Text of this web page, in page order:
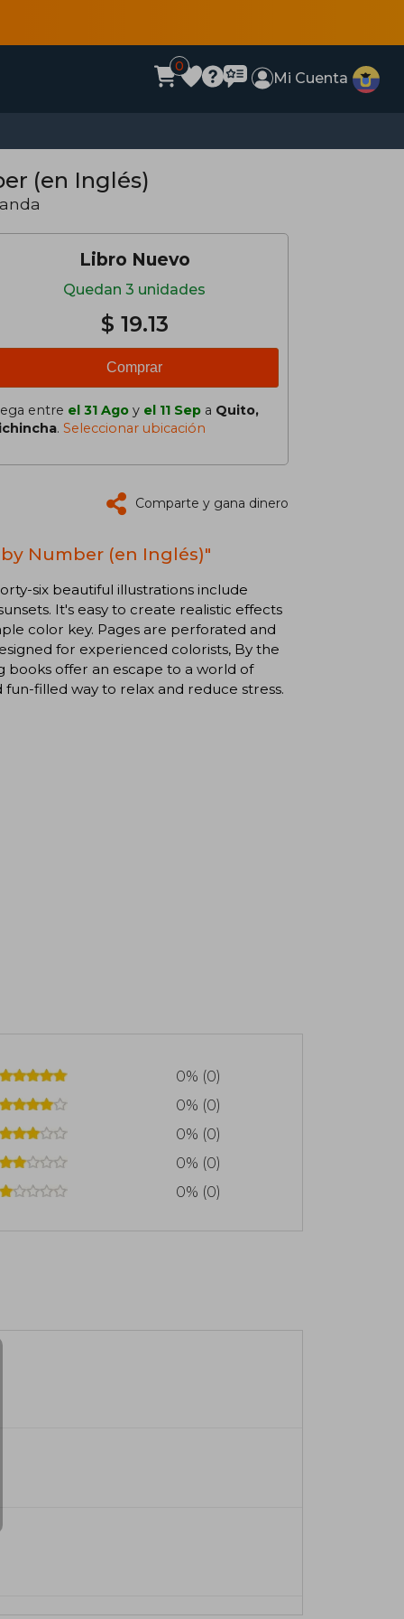
0
Mi Cuenta
(en Inglés)
Libro Nuevo
Quedan 3 unidades
$ 19.13
Comprar
entre el 31 Ago y el 11 Sep a Quito,
. Seleccionar ubicación
Comparte y gana dinero
Number (en Inglés)"
six beautiful illustrations include
It's easy to create realistic effects
color key. Pages are perforated and
for experienced colorists, By the
books offer an escape to a world of
filled way to relax and reduce stress.
0% (0)
0% (0)
0% (0)
0% (0)
0% (0)